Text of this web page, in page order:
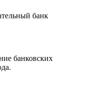
банк
банковских